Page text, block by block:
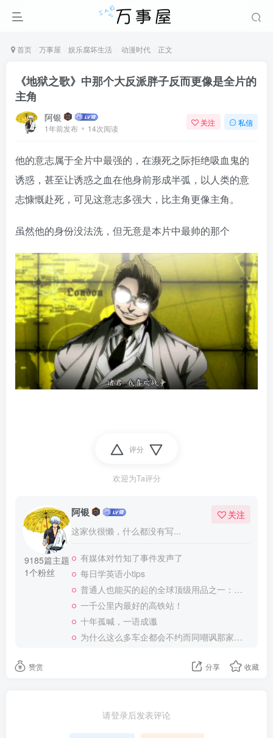
首页 万事屋 娱乐腐坏生活 动漫时代 正文
《地狱之歌》中那个大反派胖子反而更像是全片的
主角
阿银
1年前发布 14次阅读
关注 私信
他的意志属于全片中最强的，在濒死之际拒绝吸血鬼的
诱惑，甚至让诱惑之血在他身前形成半弧，以人类的意
志慷慨赴死，可见这意志多强大，比主角更像主角。
虽然他的身份没法洗，但无意是本片中最帅的那个
评分
欢迎为Ta评分
9185篇主题
1个粉丝
阿银
这家伙很懒，什么都没有写...
关注
有媒体对竹知了事件发声了
每日学英语小tips
普通人也能买的起的全球顶级用品之一：WD-40润滑除锈剂！
一千公里内最好的高铁站！
十年孤喊，一语成谶
为什么这么多车企都会不约而同嘲讽那家说不得的车企？
赞赏 分享 收藏
请登录后发表评论